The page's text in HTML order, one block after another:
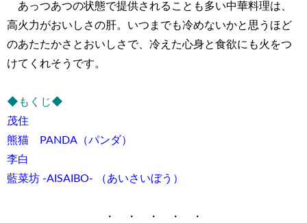
あっつあつの状態で提供されることも多い中華料理は、
高火力がおいしさの肝。いつまでも冷めないかと思うほど
のあたたかさとおいしさで、冷えた心身と食欲にも火をつ
けてくれそうです。
◆もくじ◆
茂住
熊猫 PANDA（パンダ）
李白
藍菜坊 -AISAIBO- （あいさいぼう）
・ ・ ・ ・ ・